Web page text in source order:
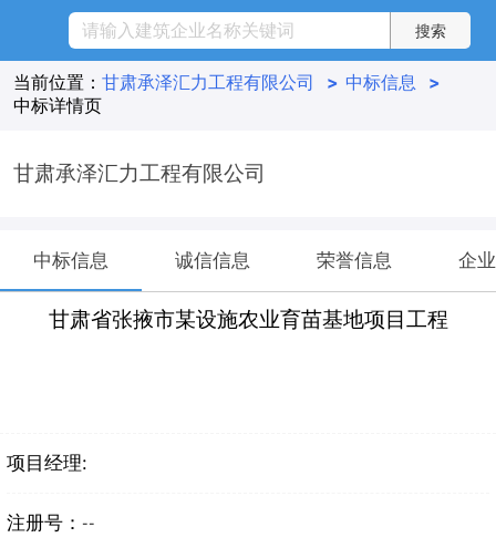
当前位置： 甘肃承泽汇力工程有限公司 > 中标信息
>
中标详情页
甘肃承泽汇力工程有限公司
中标信息 诚信信息 荣誉信息 企
甘肃省张掖市某设施农业育苗基地项目工程
项目经理:
注册号： --